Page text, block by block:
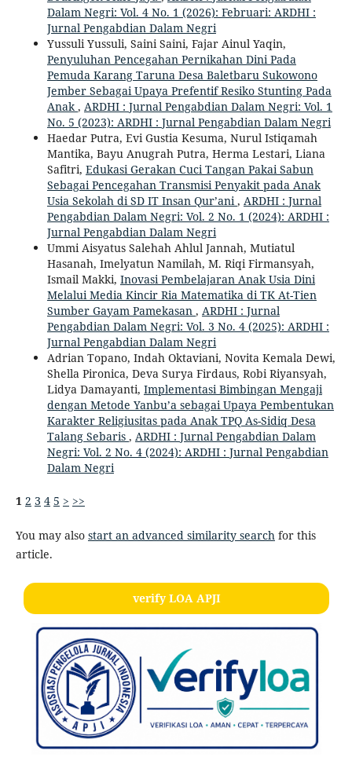
Dalam Negri: Vol. 4 No. 1 (2026): Februari: ARDHI :
Jurnal Pengabdian Dalam Negri
Yussuli Yussuli, Saini Saini, Fajar Ainul Yaqin,
Penyuluhan Pencegahan Pernikahan Dini Pada
Pemuda Karang Taruna Desa Baletbaru Sukowono
Jember Sebagai Upaya Prefentif Resiko Stunting Pada
Anak, ARDHI : Jurnal Pengabdian Dalam Negri: Vol. 1
No. 5 (2023): ARDHI : Jurnal Pengabdian Dalam Negri
Haedar Putra, Evi Gustia Kesuma, Nurul Istiqamah
Mantika, Bayu Anugrah Putra, Herma Lestari, Liana
Safitri, Edukasi Gerakan Cuci Tangan Pakai Sabun
Sebagai Pencegahan Transmisi Penyakit pada Anak
Usia Sekolah di SD IT Insan Qur’ani, ARDHI : Jurnal
Pengabdian Dalam Negri: Vol. 2 No. 1 (2024): ARDHI :
Jurnal Pengabdian Dalam Negri
Ummi Aisyatus Salehah Ahlul Jannah, Mutiatul
Hasanah, Imelyatun Namilah, M. Riqi Firmansyah,
Ismail Makki, Inovasi Pembelajaran Anak Usia Dini
Melalui Media Kincir Ria Matematika di TK At-Tien
Sumber Gayam Pamekasan , ARDHI : Jurnal
Pengabdian Dalam Negri: Vol. 3 No. 4 (2025): ARDHI :
Jurnal Pengabdian Dalam Negri
Adrian Topano, Indah Oktaviani, Novita Kemala Dewi,
Shella Pironica, Deva Surya Firdaus, Robi Riyansyah,
Lidya Damayanti, Implementasi Bimbingan Mengaji
dengan Metode Yanbu’a sebagai Upaya Pembentukan
Karakter Religiusitas pada Anak TPQ As-Sidiq Desa
Talang Sebaris , ARDHI : Jurnal Pengabdian Dalam
Negri: Vol. 2 No. 4 (2024): ARDHI : Jurnal Pengabdian
Dalam Negri
1 2 3 4 5 > >>
You may also start an advanced similarity searchfor this
article.
verify LOA APJI